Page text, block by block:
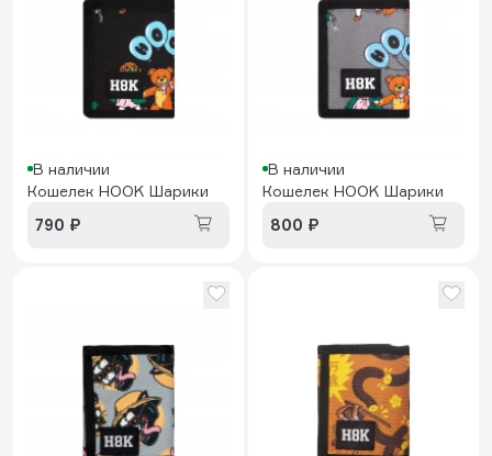
В наличии
Кошелек HOOK Шарики
790 ₽
В наличии
Кошелек HOOK Шарики
800 ₽